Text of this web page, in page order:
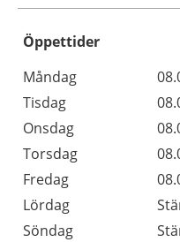
Öppettider
Dag
Öppettider
Kommentarer
Måndag
Tisdag
Onsdag
Torsdag
Fredag
Lördag
Söndag